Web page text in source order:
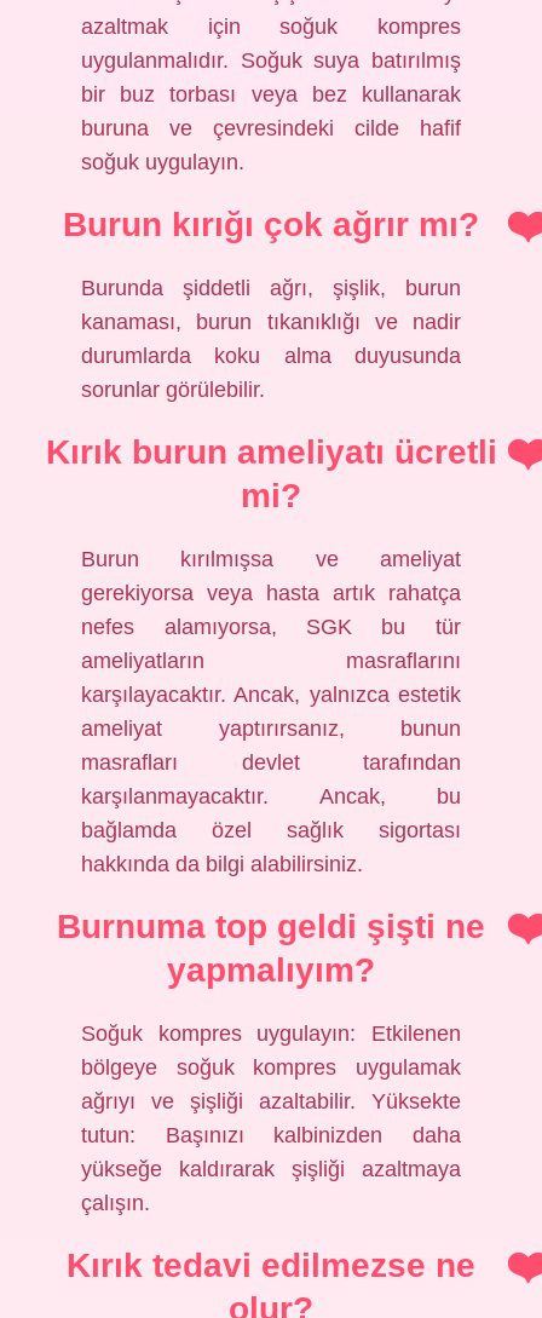
azaltmak için soğuk kompres
uygulanmalıdır. Soğuk suya batırılmış
bir buz torbası veya bez kullanarak
buruna ve çevresindeki cilde hafif
soğuk uygulayın.
Burun kırığı çok ağrır mı?
Burunda şiddetli ağrı, şişlik, burun
kanaması, burun tıkanıklığı ve nadir
durumlarda koku alma duyusunda
sorunlar görülebilir.
Kırık burun ameliyatı ücretli
mi?
Burun kırılmışsa ve ameliyat
gerekiyorsa veya hasta artık rahatça
nefes alamıyorsa, SGK bu tür
ameliyatların masraflarını
karşılayacaktır. Ancak, yalnızca estetik
ameliyat yaptırırsanız, bunun
masrafları devlet tarafından
karşılanmayacaktır. Ancak, bu
bağlamda özel sağlık sigortası
hakkında da bilgi alabilirsiniz.
Burnuma top geldi şişti ne
yapmalıyım?
Soğuk kompres uygulayın: Etkilenen
bölgeye soğuk kompres uygulamak
ağrıyı ve şişliği azaltabilir. Yüksekte
tutun: Başınızı kalbinizden daha
yükseğe kaldırarak şişliği azaltmaya
çalışın.
Kırık tedavi edilmezse ne
olur?